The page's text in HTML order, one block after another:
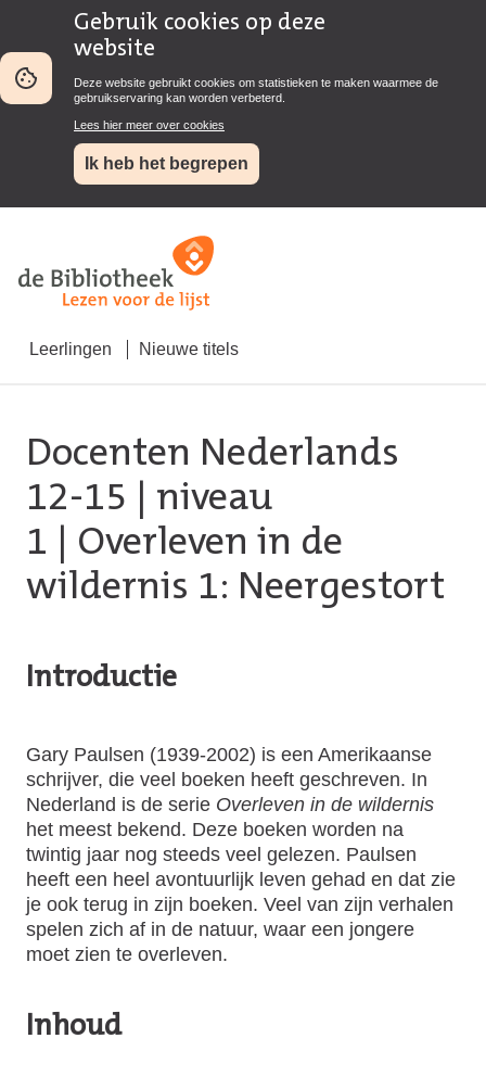
Gebruik cookies op deze
website
Deze website gebruikt cookies om statistieken te maken waarmee de
gebruikservaring kan worden verbeterd.
Lees hier meer over cookies
Ik heb het begrepen
Leerlingen Nieuwe titels
Docenten Nederlands
12-15
niveau
1 | Overleven in de
wildernis 1: Neergestort
Introductie
Gary Paulsen (1939-2002) is een Amerikaanse
schrijver, die veel boeken heeft geschreven. In
Nederland is de serie Overleven in de wildernis
het meest bekend. Deze boeken worden na
twintig jaar nog steeds veel gelezen. Paulsen
heeft een heel avontuurlijk leven gehad en dat zie
je ook terug in zijn boeken. Veel van zijn verhalen
spelen zich af in de natuur, waar een jongere
moet zien te overleven.
Inhoud